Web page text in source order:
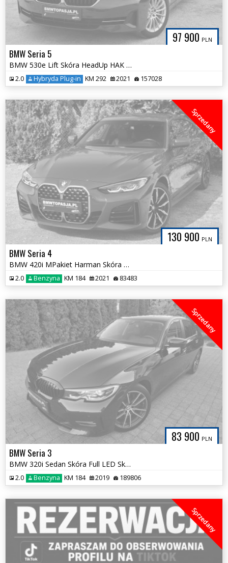
97 900 PLN
BMW Seria 5
BMW 530e Lift Skóra HeadUp HAK Panorama Bezwypadkowa Tylko 157tys km
2.0 Hybryda Plug-in KM 292 2021 157028
130 900 PLN
Sprzedany
BMW Seria 4
BMW 420i MPakiet Harman Skóra DRAVIT GRAU Bezwypadkowa HAK Tylko 83tys
2.0 Benzyna KM 184 2021 83483
83 900 PLN
Sprzedany
BMW Seria 3
BMW 320i Sedan Skóra Full LED Skrętny Pełny Serwis 100% Bezwypadkowa
2.0 Benzyna KM 184 2019 189806
Sprzedany